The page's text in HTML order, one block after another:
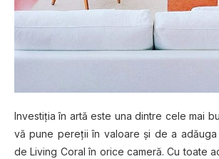
Investiţia în artă este una dintre cele mai
vă pune pereţii în valoare şi de a adăuga
de Living Coral în orice cameră. Cu toate